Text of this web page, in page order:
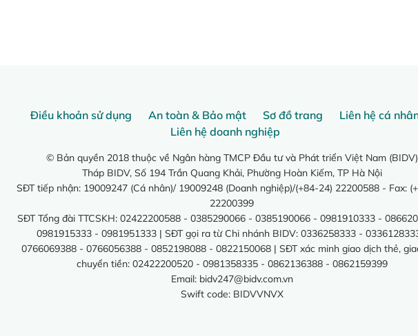
Điều khoản sử dụng An toàn & Bảo mật Sơ đồ trang
Liên hệ cá
Liên hệ doanh nghiệp
© Bản quyền 2018 thuộc về Ngân hàng TMCP Đầu tư và Phát triển Việt Nam (BIDV)
Tháp BIDV, Số 194 Trần Quang Khải, Phường Hoàn Kiếm, TP Hà Nội
SĐT tiếp nhận: 19009247 (Cá nhân)/ 19009248 (Doanh nghiệp)/(+84-24) 22200588 - Fax:
22200399
SĐT Tổng đài TTCSKH: 02422200588 - 0385290066 - 0385190066 - 0981910333 -
0981915333 - 0981951333 | SĐT gọi ra từ Chi nhánh BIDV: 0336258333 -
0766069388 - 0766056388 - 0852198088 - 0822150068 | SĐT xác minh giao dịch thẻ,
chuyển tiền: 02422200520 - 0981358335 - 0862136388 - 0862159399
Email: bidv247@bidv.com.vn
Swift code: BIDVVNVX